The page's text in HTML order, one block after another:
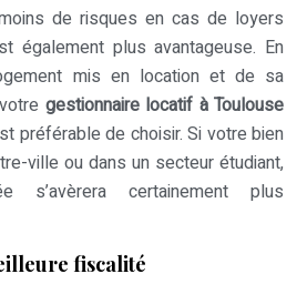
de risques en cas de loyers
également plus avantageuse. En
mis en location et de sa
gestionnaire locatif à Toulouse
préférable de choisir. Si votre bien
ville ou dans un secteur étudiant,
s’avèrera certainement plus
fiscalité